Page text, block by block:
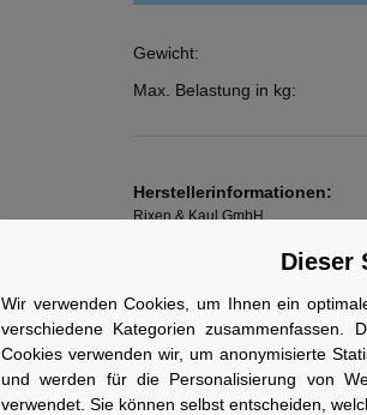
Gewicht:
Max. Belastung in kg:
Herstellerinformationen:
Rixen & Kaul GmbH
Solingen, Deutschland, 42699
Dieser
Wir verwenden Cookies, um Ihnen ein
verschiedene Kategorien
Cookies verwenden wir, um anonymisierte
und werden für die Personalisierung von
verwendet. Sie können selbst entscheiden,